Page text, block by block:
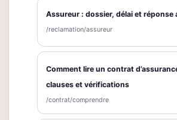
Assureur : dossier, délai et réponse
/reclamation/assureur
Comment lire un contrat
clauses et vérifications
/contrat/comprendre